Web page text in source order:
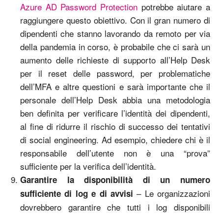
Azure AD Password Protection potrebbe aiutare a
raggiungere questo obiettivo. Con il gran numero di
dipendenti che stanno lavorando da remoto per via
della pandemia in corso, è probabile che ci sarà un
aumento delle richieste di supporto all’Help Desk
per il reset delle password, per problematiche
dell’MFA e altre questioni e sarà importante che il
personale dell’Help Desk abbia una metodologia
ben definita per verificare l’identità dei dipendenti,
al fine di ridurre il rischio di successo dei tentativi
di social engineering. Ad esempio, chiedere chi è il
responsabile dell’utente non è una “prova”
sufficiente per la verifica dell’identità.
Garantire la disponibilità di un numero
sufficiente di log e di avvisi – Le organizzazioni
dovrebbero garantire che tutti i log disponibili